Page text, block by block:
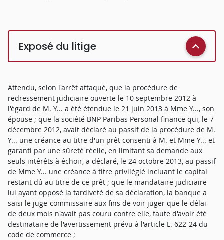
Exposé du litige
Attendu, selon l'arrêt attaqué, que la procédure de
redressement judiciaire ouverte le 10 septembre 2012 à
l'égard de M. Y... a été étendue le 21 juin 2013 à Mme Y..., son
épouse ; que la société BNP Paribas Personal finance qui, le 7
décembre 2012, avait déclaré au passif de la procédure de M.
Y... une créance au titre d'un prêt consenti à M. et Mme Y... et
garanti par une sûreté réelle, en limitant sa demande aux
seuls intérêts à échoir, a déclaré, le 24 octobre 2013, au passif
de Mme Y... une créance à titre privilégié incluant le capital
restant dû au titre de ce prêt ; que le mandataire judiciaire
lui ayant opposé la tardiveté de sa déclaration, la banque a
saisi le juge-commissaire aux fins de voir juger que le délai
de deux mois n'avait pas couru contre elle, faute d'avoir été
destinataire de l'avertissement prévu à l'article L. 622-24 du
code de commerce ;